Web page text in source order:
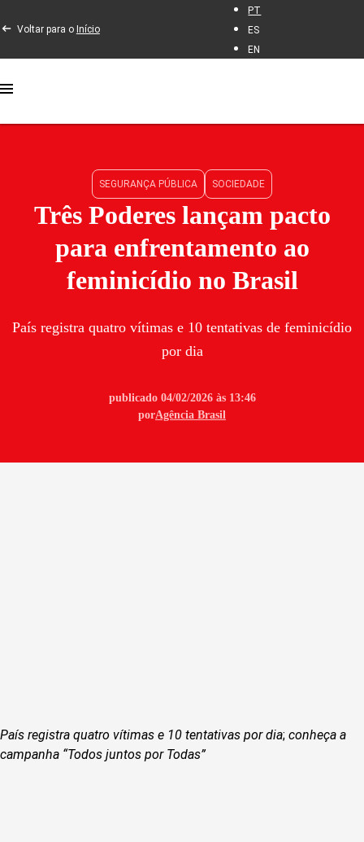
Voltar para o Início
PT
ES
EN
SEGURANÇA PÚBLICA SOCIEDADE
Três Poderes lançam pacto
para enfrentamento ao
feminicídio no Brasil
País registra quatro vítimas e 10 tentativas de feminicídio
por dia
publicado 04/02/2026 às 13:46
porAgência Brasil
País registra quatro vítimas e 10 tentativas por dia; conheça a
campanha “Todos juntos por Todas”